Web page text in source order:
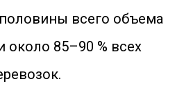
всего объема
около 85–90 % всех